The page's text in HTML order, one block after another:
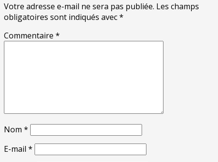
Votre adresse e-mail ne sera pas publiée. Les champs
obligatoires sont indiqués avec*
Commentaire *
Nom *
E-mail *